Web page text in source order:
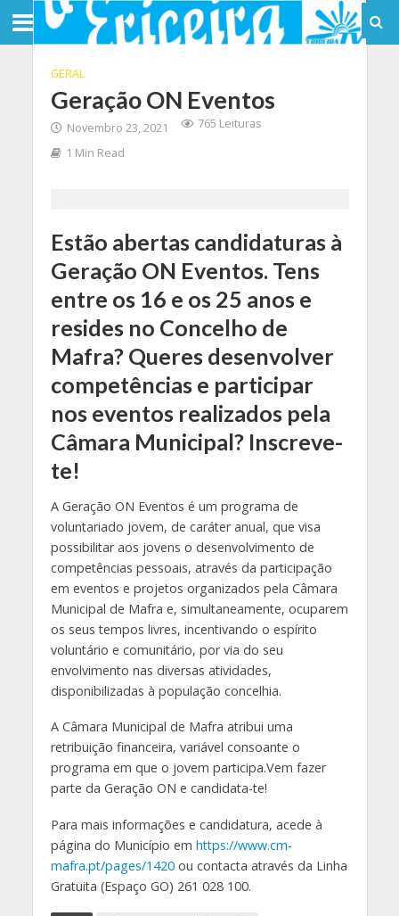
GERAL
Geração ON Eventos
Novembro 23, 2021
765 Leituras
1 Min Read
Estão abertas candidaturas à
Geração ON Eventos. Tens
entre os 16 e os 25 anos e
resides no Concelho de
Mafra? Queres desenvolver
competências e participar
nos eventos realizados pela
Câmara Municipal? Inscreve-
te!
A Geração ON Eventos é um programa de
voluntariado jovem, de caráter anual, que visa
possibilitar aos jovens o desenvolvimento de
competências pessoais, através da participação
em eventos e projetos organizados pela Câmara
Municipal de Mafra e, simultaneamente, ocuparem
os seus tempos livres, incentivando o espírito
voluntário e comunitário, por via do seu
envolvimento nas diversas atividades,
disponibilizadas à população concelhia.
A Câmara Municipal de Mafra atribui uma
retribuição financeira, variável consoante o
programa em que o jovem participa.Vem fazer
parte da Geração ON e candidata-te!
Para mais informações e candidatura, acede à
página do Município em https://www.cm-
mafra.pt/pages/1420ou contacta através da Linha
Gratuita (Espaço GO) 261 028 100.